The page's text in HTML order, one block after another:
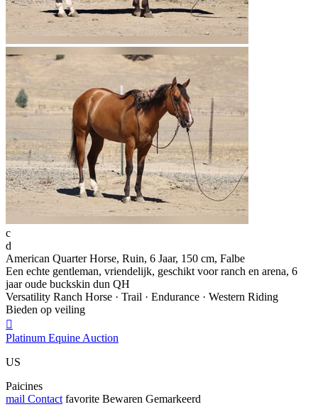
c
d
American Quarter Horse, Ruin, 6 Jaar, 150 cm, Falbe
Een echte gentleman, vriendelijk, geschikt voor ranch en arena, 6
jaar oude buckskin dun QH
Versatility Ranch Horse · Trail · Endurance · Western Riding
Bieden op veiling

Platinum Equine Auction
US
Paicines
mail Contact favorite Bewaren Gemarkeerd